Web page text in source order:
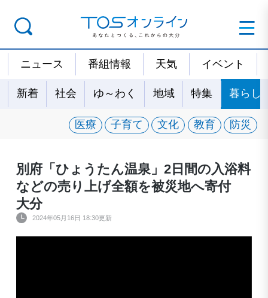
ニュース 番組情報 天気 イベント
新着 社会 ゆ～わく 地域 特集 暮らし
医療 子育て 文化 教育 防災
別府「ひょうたん温泉」2日間の入浴料
などの売り上げ全額を被災地へ寄付
大分
2024年05月16日 18:30更新